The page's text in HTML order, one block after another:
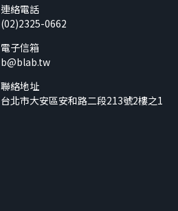
連絡電話
(02)2325-0662
電子信箱
b@blab.tw
聯絡地址
台北市大安區安和路二段213號2樓之1